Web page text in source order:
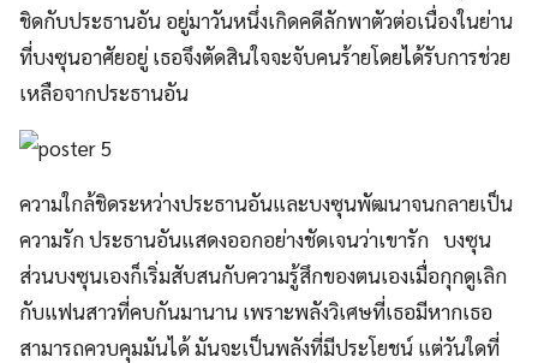
ชิดกับประธานอัน อยู่มาวันหนึ่งเกิดคดีลักพาตัวต่อเนื่องในย่าน
ที่บงซุนอาศัยอยู่ เธอจึงตัดสินใจจะจับคนร้ายโดยได้รับการช่วย
เหลือจากประธานอัน
ความใกล้ชิดระหว่างประธานอันและบงซุนพัฒนาจนกลายเป็น
ความรัก ประธานอันแสดงออกอย่างชัดเจนว่าเขารัก บงซุน
ส่วนบงซุนเองก็เริ่มสับสนกับความรู้สึกของตนเองเมื่อกุกดูเลิก
กับแฟนสาวที่คบกันมานาน เพราะพลังวิเศษที่เธอมีหากเธอ
สามารถควบคุมมันได้ มันจะเป็นพลังที่มีประโยชน์ แต่วันใดที่